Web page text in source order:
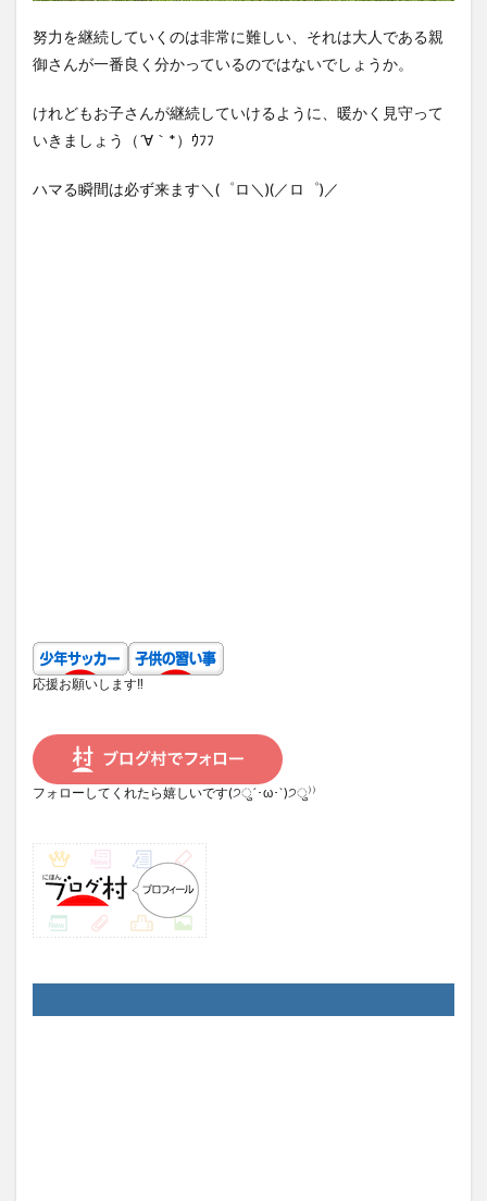
努力を継続していくのは非常に難しい、それは大人である親
御さんが一番良く分かっているのではないでしょうか。
けれどもお子さんが継続していけるように、暖かく見守って
いきましょう（´∀｀*）ｳﾌﾌ
ハマる瞬間は必ず来ます＼(゜ロ＼)(／ロ゜)／
応援お願いします‼
フォローしてくれたら嬉しいです(੭ु´･ω･`)੭ु⁾⁾